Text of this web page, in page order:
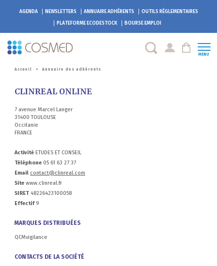
AGENDA NEWSLETTERS ANNUAIRE ADHÉRENTS
OUTILS RÉGLEMENTAIRES
PLATEFORMEECODESTOCK BOURSE EMPLOI
MENU
Accueil > Annuaire des adhérents
CLINREAL ONLINE
7 avenue Marcel Langer
31400 TOULOUSE
Occitanie
FRANCE
Activité ETUDES ET CONSEIL
Téléphone 05 61 63 27 37
Email contact@clinreal.com
Site www.clinreal.fr
SIRET 48226423100058
Effectif9
MARQUES DISTRIBUÉES
QCMvigilance
CONTACTS DE LA SOCIÉTÉ